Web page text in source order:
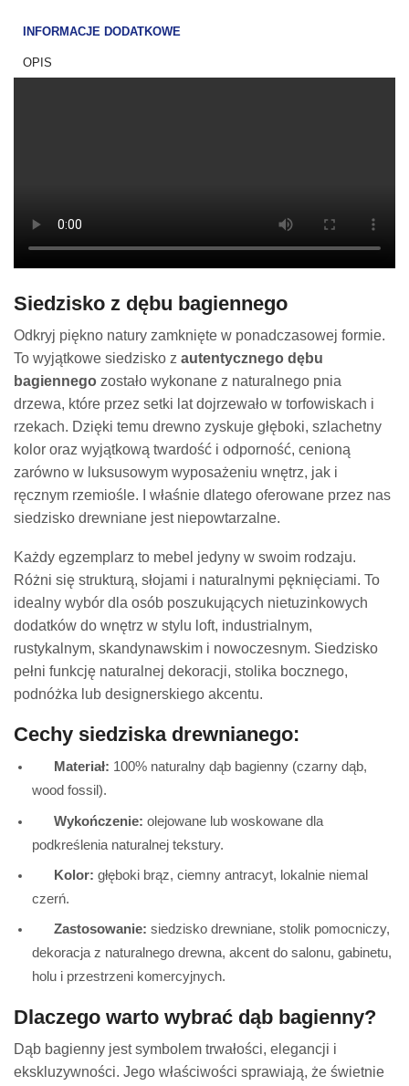
INFORMACJE DODATKOWE
OPIS
Siedzisko z dębu bagiennego
Odkryj piękno natury zamknięte w ponadczasowej formie.
To wyjątkowe siedzisko z autentycznego dębu
bagiennego zostało wykonane z naturalnego pnia
drzewa, które przez setki lat dojrzewało w torfowiskach i
rzekach. Dzięki temu drewno zyskuje głęboki, szlachetny
kolor oraz wyjątkową twardość i odporność, cenioną
zarówno w luksusowym wyposażeniu wnętrz, jak i
ręcznym rzemiośle. I właśnie dlatego oferowane przez nas
siedzisko drewniane jest niepowtarzalne.
Każdy egzemplarz to mebel jedyny w swoim rodzaju.
Różni się strukturą, słojami i naturalnymi pęknięciami. To
idealny wybór dla osób poszukujących nietuzinkowych
dodatków do wnętrz w stylu loft, industrialnym,
rustykalnym, skandynawskim i nowoczesnym. Siedzisko
pełni funkcję naturalnej dekoracji, stolika bocznego,
podnóżka lub designerskiego akcentu.
Cechy siedziska drewnianego:
Materiał: 100% naturalny dąb bagienny (czarny dąb,
wood fossil).
Wykończenie: olejowane lub woskowane dla
podkreślenia naturalnej tekstury.
Kolor: głęboki brąz, ciemny antracyt, lokalnie niemal
czerń.
Zastosowanie: siedzisko drewniane, stolik pomocniczy,
dekoracja z naturalnego drewna, akcent do salonu, gabinetu,
holu i przestrzeni komercyjnych.
Dlaczego warto wybrać dąb bagienny?
Dąb bagienny jest symbolem trwałości, elegancji i
ekskluzywności. Jego właściwości sprawiają, że świetnie